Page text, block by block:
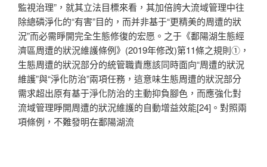
監視治理”，就其立法目標來看，其加倍誇大流域管理中往
除總磷淨化的“有害”目的，而并非基于“更精美的周遭的狀
況”而必需睜開完全生態修復的宏愿。之于《鄱陽湖生態經
濟區周遭的狀況維護條例》(2019年修改)第11條之規則①，
生態周遭的狀況部分的統管職責應該同時面向“周遭的狀況
維護”與“淨化防治”兩項任務，這意味生態周遭的狀況部分
需求超出原有基于淨化防治的主動抑負腳色，而應強化對
流域管理睜開周遭的狀況維護的自動增益效能[24]。對照兩
項條例，不難發明在鄱陽湖流